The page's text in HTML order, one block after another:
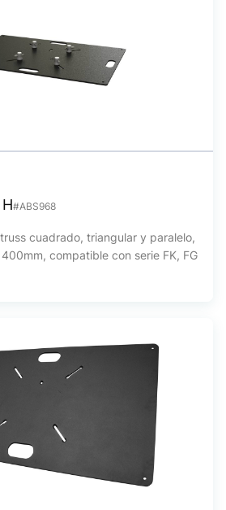
#ABS968
cuadrado, triangular y paralelo,
compatible con serie FK, FG